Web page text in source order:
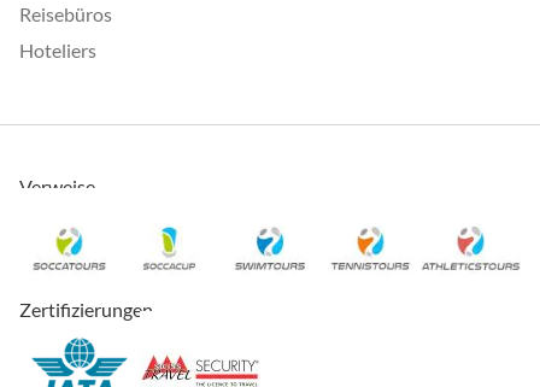
Reisebüros
Hoteliers
Verweise
Zertifizierungen